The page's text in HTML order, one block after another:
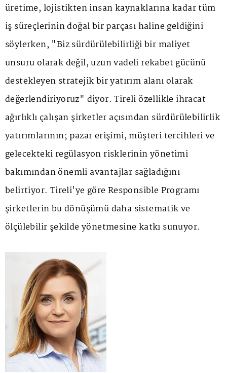
üretime, lojistikten insan kaynaklarına kadar tüm
iş süreçlerinin doğal bir parçası haline geldiğini
söylerken, "Biz sürdürülebilirliği bir maliyet
unsuru olarak değil, uzun vadeli rekabet gücünü
destekleyen stratejik bir yatırım alanı olarak
değerlendiriyoruz" diyor. Tireli özellikle ihracat
ağırlıklı çalışan şirketler açısından sürdürülebilirlik
yatırımlarının; pazar erişimi, müşteri tercihleri ve
gelecekteki regülasyon risklerinin yönetimi
bakımından önemli avantajlar sağladığını
belirtiyor. Tireli'ye göre Responsible Programı
şirketlerin bu dönüşümü daha sistematik ve
ölçülebilir şekilde yönetmesine katkı sunuyor.